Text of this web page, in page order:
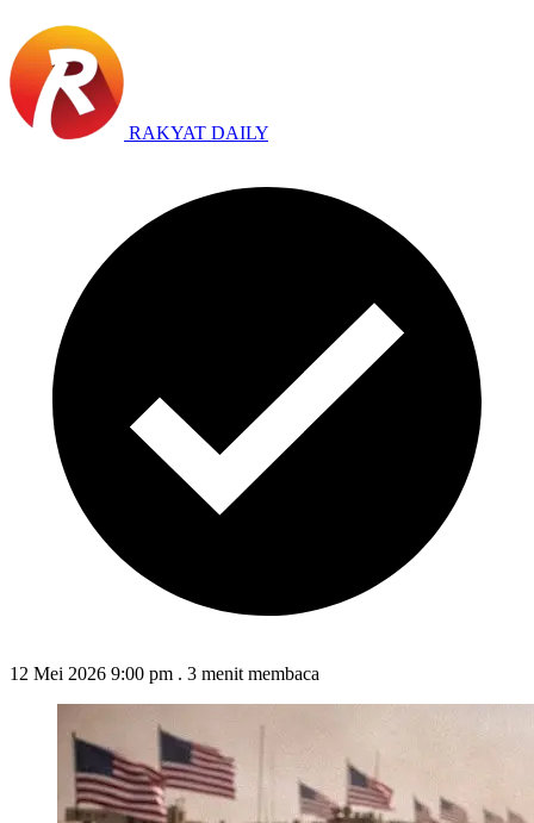
RAKYAT DAILY
12 Mei 2026 9:00 pm . 3 menit membaca